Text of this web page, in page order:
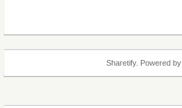
Sharetify. Powered by